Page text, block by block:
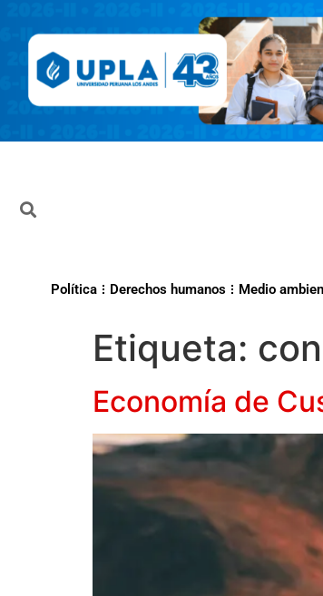
Política Derechos humanos Medio
Etiqueta:
Economía de